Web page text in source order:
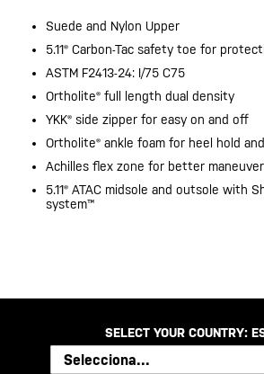
Suede and Nylon Upper
5.11® Carbon-Tac safety toe for
ASTM F2413-24: I/75 C75
Ortholite® full length dual density
YKK® side zipper for easy on and off
Ortholite® ankle foam for heel hold
Achilles flex zone for better
5.11® ATAC midsole and outsole with
system™
SELECT YOUR COUNTRY: